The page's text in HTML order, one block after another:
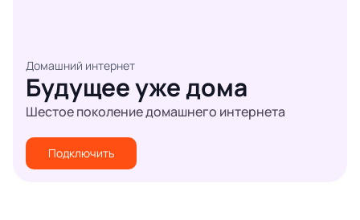
Домашний интернет
Будущее уже дома
Шестое поколение домашнего интернета
Подключить